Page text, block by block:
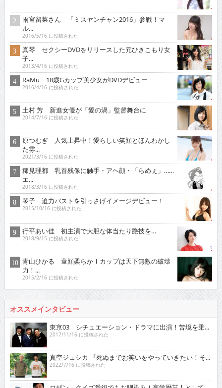
雨宮留菜さん 「ミスヤンチャン2016」参戦！マ
ル...
2016/5/16 に投稿された
真琴 セクシーDVDをリリースした元ひきこもり女
子...
2013/4/16 に投稿された
RaMu 18歳Gカップ美少女がDVDデビュー
2016/4/16 に投稿された
土村 芳 新進女優が「愛の渦」監督舞台に
2014/7/16 に投稿された
原つむぎ 人気上昇中！愛らしい笑顔とほんわかし
た雰...
2021/3/16 に投稿された
稀見理都 乳首残像に触手・アヘ顔・「らめぇ」……
エ...
2018/3/16 に投稿された
琴子 迫力バストを引っさげイメージデビュー！
2015/10/16 に投稿された
行平あい佳 初主演で大胆な体当たり艶技を…
2018/9/15 に投稿された
青山ひかる 童顔柔らかＩカップは天下無敵の破壊
力！...
2015/2/16 に投稿された
オススメインタビュー
東京03 シチュエーション・ドラマに出演！苦境を乗...
2017/11/16 に投稿された
真空ジェシカ 『死ぬまでお笑いをやっていきたい！そ...
2022/7/16 に投稿された